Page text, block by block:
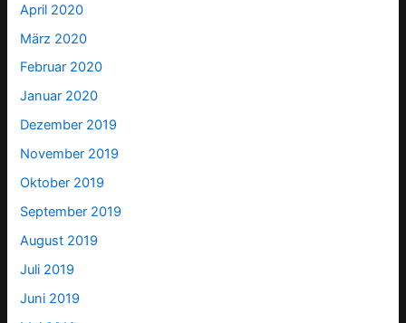
April 2020
März 2020
Februar 2020
Januar 2020
Dezember 2019
November 2019
Oktober 2019
September 2019
August 2019
Juli 2019
Juni 2019